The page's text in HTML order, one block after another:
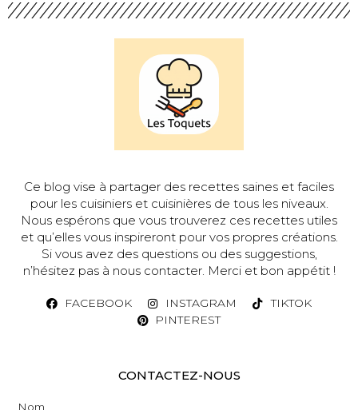
Ce blog vise à partager des recettes saines et faciles
pour les cuisiniers et cuisinières de tous les niveaux.
Nous espérons que vous trouverez ces recettes utiles
et qu’elles vous inspireront pour vos propres créations.
Si vous avez des questions ou des suggestions,
n’hésitez pas à nous contacter. Merci et bon appétit !
FACEBOOK INSTAGRAM
TIKTOK
PINTEREST
CONTACTEZ-NOUS
Nom